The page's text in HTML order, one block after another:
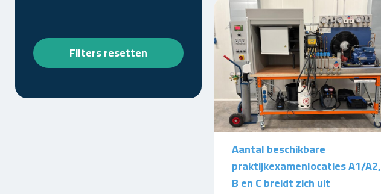
Filters resetten
Aantal beschikbare
praktijkexamenlocaties A1/A2,
B en C breidt zich uit